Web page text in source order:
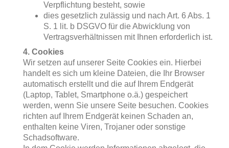
Verpflichtung besteht, sowie
dies gesetzlich zulässig und nach Art. 6 Abs. 1
S. 1 lit. b DSGVO für die Abwicklung von
Vertragsverhältnissen mit Ihnen erforderlich ist.
4. Cookies
Wir setzen auf unserer Seite Cookies ein. Hierbei
handelt es sich um kleine Dateien, die Ihr Browser
automatisch erstellt und die auf Ihrem Endgerät
(Laptop, Tablet, Smartphone o.ä.) gespeichert
werden, wenn Sie unsere Seite besuchen. Cookies
richten auf Ihrem Endgerät keinen Schaden an,
enthalten keine Viren, Trojaner oder sonstige
Schadsoftware.